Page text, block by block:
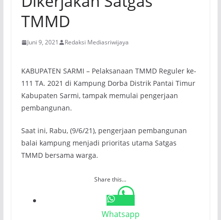
TMMD
Juni 9, 2021 Redaksi Mediasriwijaya
KABUPATEN SARMI – Pelaksanaan TMMD Reguler ke-
111 TA. 2021 di Kampung Dorba Distrik Pantai Timur
Kabupaten Sarmi, tampak memulai pengerjaan
pembangunan.
Saat ini, Rabu, (9/6/21), pengerjaan pembangunan
balai kampung menjadi prioritas utama Satgas
TMMD bersama warga.
Share this...
Whatsapp